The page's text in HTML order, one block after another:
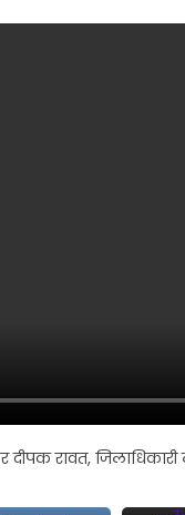
रावत, जिलाधिकारी